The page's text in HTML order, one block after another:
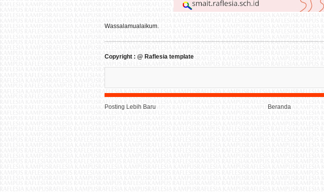
Wassalamualaikum.
Copyright : @ Raflesia template
Posting Lebih Baru Beranda